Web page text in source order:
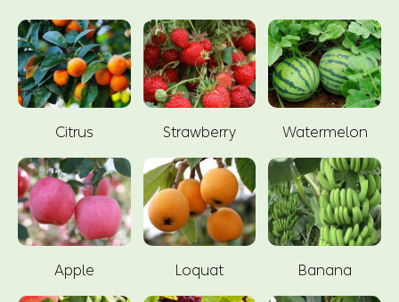
Citrus Strawberry Watermelon
Apple Loquat Banana